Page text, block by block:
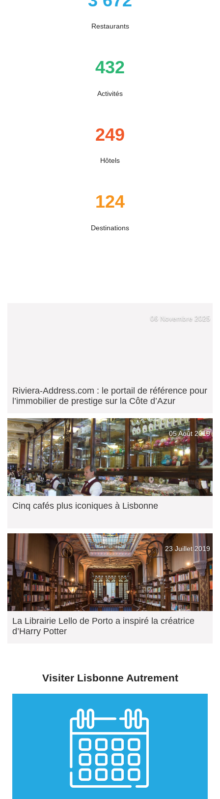
Restaurants
432
Activités
249
Hôtels
124
Destinations
06 Novembre 2025
Riviera-Address.com : le portail de référence pour
l’immobilier de prestige sur la Côte d’Azur
05 Août 2019
Cinq cafés plus iconiques à Lisbonne
23 Juillet 2019
La Librairie Lello de Porto a inspiré la créatrice
d’Harry Potter
Visiter Lisbonne Autrement